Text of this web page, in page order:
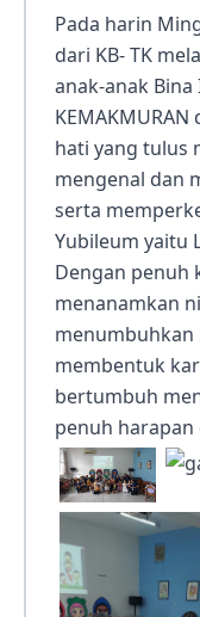
Pada harin
dari KB- TK
anak-anak Bina
KEMAKMURAN
hati yang tulus
mengenal dan
serta
Yubileum yaitu
Dengan penuh
menanamkan
menumbuhkan
membentuk
bertumbuh
penuh harapan